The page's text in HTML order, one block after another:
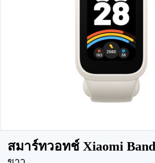
สมาร์ทวอทช์ Xiaomi